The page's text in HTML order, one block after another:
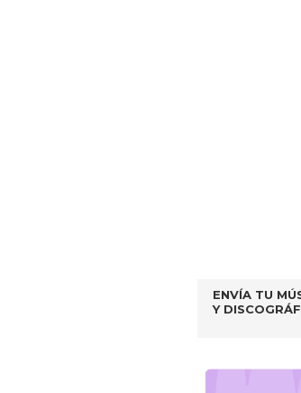
ENVÍA TU
Y